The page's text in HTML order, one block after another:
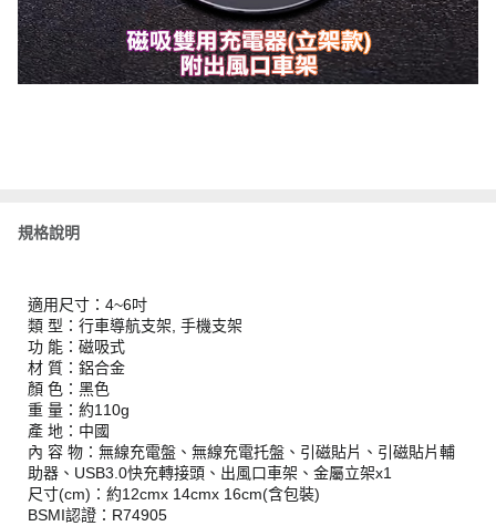
規格說明
適用尺寸：4~6吋
類 型：行車導航支架, 手機支架
功 能：磁吸式
材 質：鋁合金
顏 色：黑色
重 量：約110g
產 地：中國
內 容 物：無線充電盤、無線充電托盤、引磁貼片、引磁貼片輔
助器、USB3.0快充轉接頭、出風口車架、金屬立架x1
尺寸(cm)：約12cmx 14cmx 16cm(含包裝)
BSMI認證：R74905